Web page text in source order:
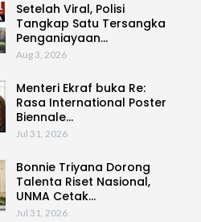
Setelah Viral, Polisi
Tangkap Satu Tersangka
Penganiayaan…
Aug 3, 2026
Menteri Ekraf buka Re:
Rasa International Poster
Biennale…
Jul 31, 2026
Bonnie Triyana Dorong
Talenta Riset Nasional,
UNMA Cetak…
Jul 31, 2026